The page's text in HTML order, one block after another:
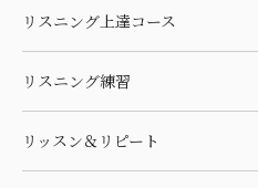
リスニング上達コース
リスニング練習
リッスン＆リピート